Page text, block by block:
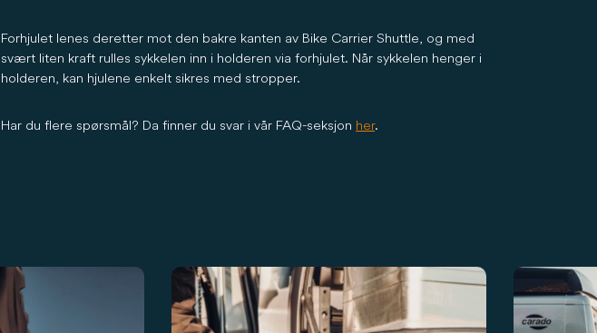
Forhjulet lenes deretter mot den bakre kanten av Bike Carrier Shuttle, og med
svært liten kraft rulles sykkelen inn i holderen via forhjulet. Når sykkelen henger i
holderen, kan hjulene enkelt sikres med stropper.
Har du flere spørsmål? Da finner du svar i vår FAQ-seksjon her.